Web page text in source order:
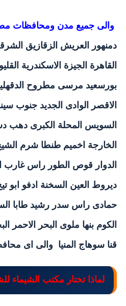
والى جميع مدن ومحافظات
دمنهور العريش الزقازيق
القاهرة الجيزة الاسكندرية
بورسعيد مرسى مطروح الدقهلية
الاقصر الوادى الجديد جنوب
السويس المحلة الكبرى دهب
الخارجة اخميم طنطا شرم الشيخ
الدوار قوص الطور راس غارب
ديروط العين السخنة ادفو ابو
حمادى راس سدر رشيد طابا
الكوم بنها ملوى البحر الاحمر
قنا سوهاج المنيا والى اى
لماذا تختار مكتب الشيماء